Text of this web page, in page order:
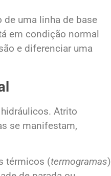
uma linha de base
em condição normal
e diferenciar uma
Atrito
se manifestam,
térmicos (termogramas)